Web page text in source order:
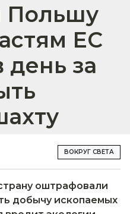
Польшу
ЕС
день за
ВОКРУГ СВЕТА
оштрафовали
добычу ископаемых